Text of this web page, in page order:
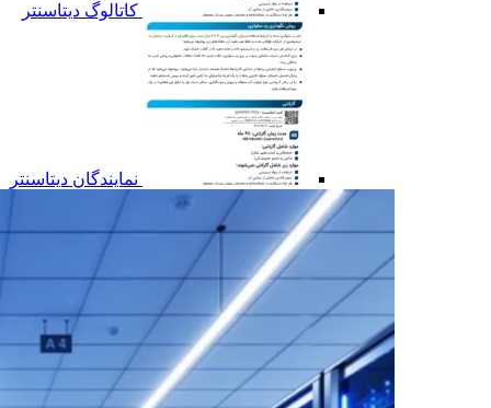
کاتالوگ دیتاسنتر
نمایندگان دیتاسنتر